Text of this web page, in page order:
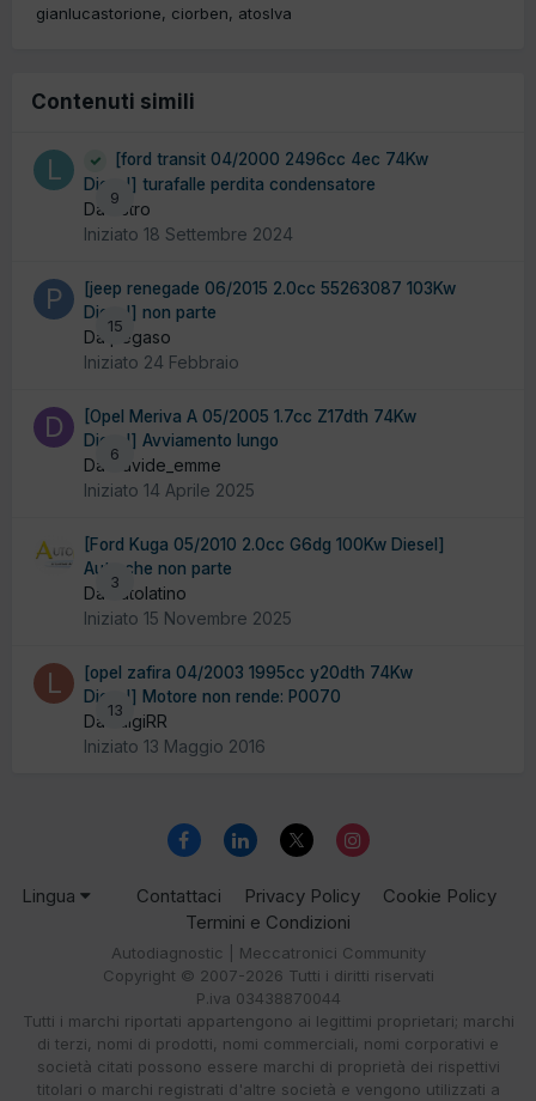
gianlucastorione ciorben atoslva
Contenuti simili
9
[ford transit 04/2000 2496cc 4ec 74Kw
Diesel] turafalle perdita condensatore
Da liistro
Iniziato 18 Settembre 2024
15
[jeep renegade 06/2015 2.0cc 55263087 103Kw
Diesel] non parte
Da pegaso
Iniziato 24 Febbraio
6
[Opel Meriva A 05/2005 1.7cc Z17dth 74Kw
Diesel] Avviamento lungo
Da Davide_emme
Iniziato 14 Aprile 2025
3
[Ford Kuga 05/2010 2.0cc G6dg 100Kw Diesel]
Auto che non parte
Da autolatino
Iniziato 15 Novembre 2025
13
[opel zafira 04/2003 1995cc y20dth 74Kw
Diesel] Motore non rende: P0070
Da LuigiRR
Iniziato 13 Maggio 2016
Lingua Contattaci Privacy Policy
Cookie Policy
Termini e Condizioni
Autodiagnostic | Meccatronici Community
Copyright © 2007-2026 Tutti i diritti riservati
P.iva 03438870044
Tutti i marchi riportati appartengono ai legittimi proprietari; marchi
di terzi, nomi di prodotti, nomi commerciali, nomi corporativi e
società citati possono essere marchi di proprietà dei rispettivi
titolari o marchi registrati d'altre società e vengono utilizzati a